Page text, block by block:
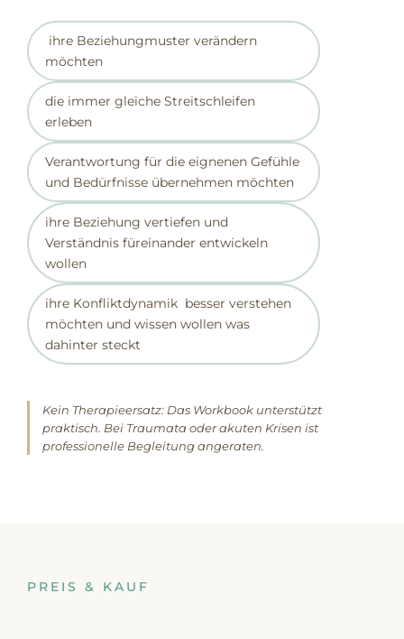
ihre Beziehungmuster verändern
möchten
die immer gleiche Streitschleifen
erleben
Verantwortung für die eignenen Gefühle
und Bedürfnisse übernehmen möchten
ihre Beziehung vertiefen und
Verständnis füreinander entwickeln
wollen
ihre Konfliktdynamik besser verstehen
möchten und wissen wollen was
dahinter steckt
Kein Therapieersatz: Das Workbook unterstützt
praktisch. Bei Traumata oder akuten Krisen ist
professionelle Begleitung angeraten.
PREIS & KAUF